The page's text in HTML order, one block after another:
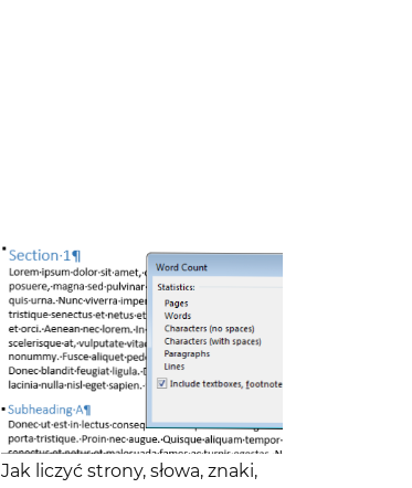
Jak liczyć strony, słowa, znaki,